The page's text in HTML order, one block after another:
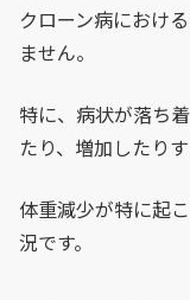
クローン病におけ
ません。
特に、病状が落ち
たり、増加したり
体重減少が特に起
況です。